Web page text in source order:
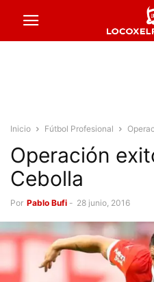
Inicio Fútbol Profesional
Operación
Cebolla
Por Pablo Bufi - 28 junio, 2016